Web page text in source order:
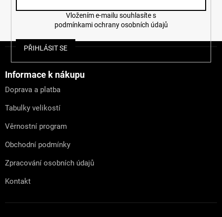
podmínkami ochrany osobních údajů
PŘIHLÁSIT SE
Informace k nákupu
Doprava a platba
Tabulky velikostí
Věrnostní program
Obchodní podmínky
Zpracování osobních údajů
Kontakt